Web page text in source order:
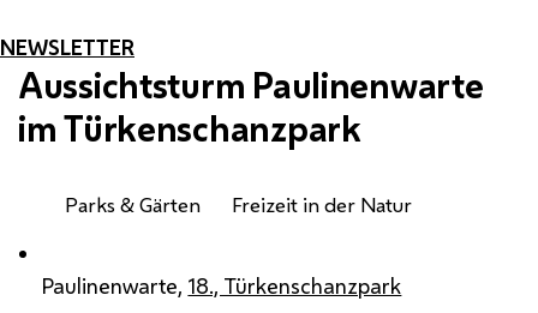
NEWSLETTER
Aussichtsturm Paulinenwarte
im Türkenschanzpark
Parks & Gärten Freizeit in der Natur
Paulinenwarte, 18., Türkenschanzpark